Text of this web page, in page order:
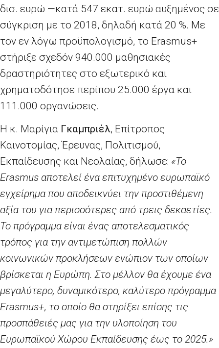
δισ. ευρώ —κατά 547 εκατ. ευρώ αυξημένος σε
σύγκριση με το 2018, δηλαδή κατά 20 %. Με
τον εν λόγω προϋπολογισμό, το Erasmus+
στήριξε σχεδόν 940.000 μαθησιακές
δραστηριότητες στο εξωτερικό και
χρηματοδότησε περίπου 25.000 έργα και
111.000 οργανώσεις.
Η κ. Μαρίγια Γκαμπριέλ, Επίτροπος
Καινοτομίας, Έρευνας, Πολιτισμού,
Εκπαίδευσης και Νεολαίας, δήλωσε: «Το
Erasmus αποτελεί ένα επιτυχημένο ευρωπαϊκό
εγχείρημα που αποδεικνύει την προστιθέμενη
αξία του για περισσότερες από τρεις δεκαετίες.
Το πρόγραμμα είναι ένας αποτελεσματικός
τρόπος για την αντιμετώπιση πολλών
κοινωνικών προκλήσεων ενώπιον των οποίων
βρίσκεται η Ευρώπη. Στο μέλλον θα έχουμε ένα
μεγαλύτερο, δυναμικότερο, καλύτερο πρόγραμμα
Erasmus+, το οποίο θα στηρίξει επίσης τις
προσπάθειές μας για την υλοποίηση του
Ευρωπαϊκού Χώρου Εκπαίδευσης έως το 2025.»